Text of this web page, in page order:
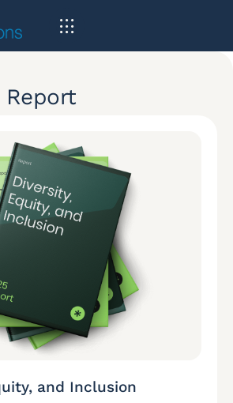
Report
and Inclusion